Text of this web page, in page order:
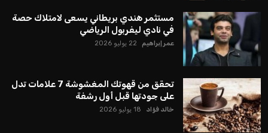
يبدو أن السويسري جياني إنفانتينو في طريقه للاحتفاظ بمنصبه
كرئيس للاتحاد الدولي لكرة القدم “فيفا” لفترة رابعة، بعد أن حصل
على تأييد واسع من أكثر من 200 اتحاد وطني من أصل 211 في
الجمعية العمومية. مما يعزز فرصته للفوز في الانتخابات المقررة عام
2027، ويجعله المرشح الأكثر حظًا حتى الآن.